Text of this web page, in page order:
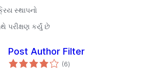
સ્થાપનો
પરીક્ષણ કર્યું છે
Post Author Filter
(6કુલ
રેટિંગ્સ
)